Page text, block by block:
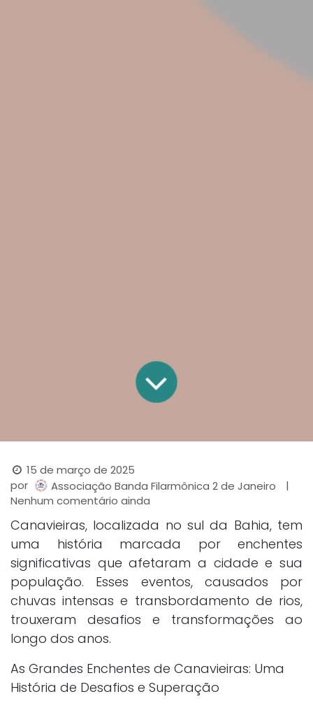
15 de março de 2025
por
Associação Banda Filarmônica 2 de Janeiro
|
Nenhum comentário ainda
Canavieiras, localizada no sul da Bahia, tem
uma história marcada por enchentes
significativas que afetaram a cidade e sua
população. Esses eventos, causados por
chuvas intensas e transbordamento de rios,
trouxeram desafios e transformações ao
longo dos anos.
As Grandes Enchentes de Canavieiras: Uma
História de Desafios e Superação